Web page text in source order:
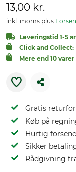
13,00 kr.
inkl. moms plus
Leveringstid 1-5
Click and
Mere end 10
Gratis
Køb på
Hurtig
Sikker
Rådgivning